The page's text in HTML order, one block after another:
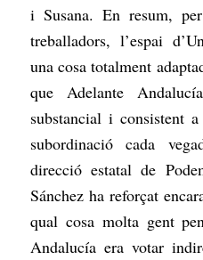
i Susana. En resum,
treballadors, l’espai
una cosa totalment
que Adelante
substancial i consistent
subordinació cada
direcció estatal de
Sánchez ha reforçat
qual cosa molta gent
Andalucía era votar